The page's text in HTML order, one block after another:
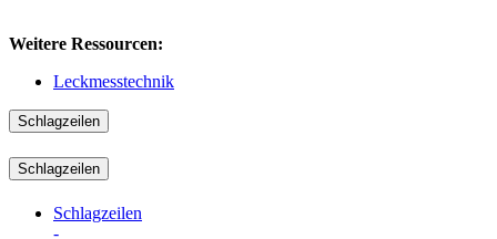
Weitere Ressourcen:
Leckmesstechnik
Schlagzeilen
Schlagzeilen
Schlagzeilen
-